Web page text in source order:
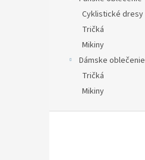
Cyklistické dresy
Tričká
Mikiny
Dámske oblečenie
Tričká
Mikiny